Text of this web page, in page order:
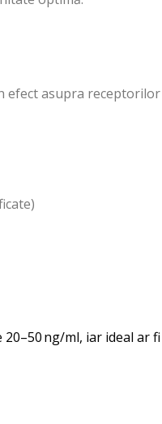
efect asupra receptorilor
ng/ml, iar ideal ar fi